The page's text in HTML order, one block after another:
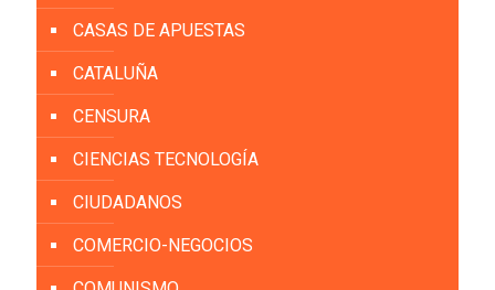
CASAS DE APUESTAS
CATALUÑA
CENSURA
CIENCIAS TECNOLOGÍA
CIUDADANOS
COMERCIO-NEGOCIOS